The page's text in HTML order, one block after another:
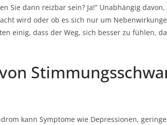
Sie dann reizbar sein? Ja!” Unabhängig
wird oder ob es sich nur um
einig, dass der Weg, sich besser zu fühlen,
kann Symptome wie Depressionen,